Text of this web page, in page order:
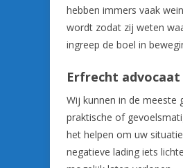
hebben immers vaak
wordt zodat zij weten
ingreep de boel in
Erfrecht advocaat
Wij kunnen in de meeste
praktische of
het helpen om uw
negatieve lading iets